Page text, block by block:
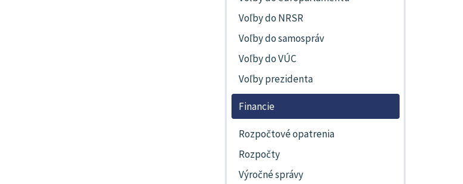
Voľby do NRSR
Voľby do samospráv
Voľby do VÚC
Voľby prezidenta
Financie
Rozpočtové opatrenia
Rozpočty
Výročné správy